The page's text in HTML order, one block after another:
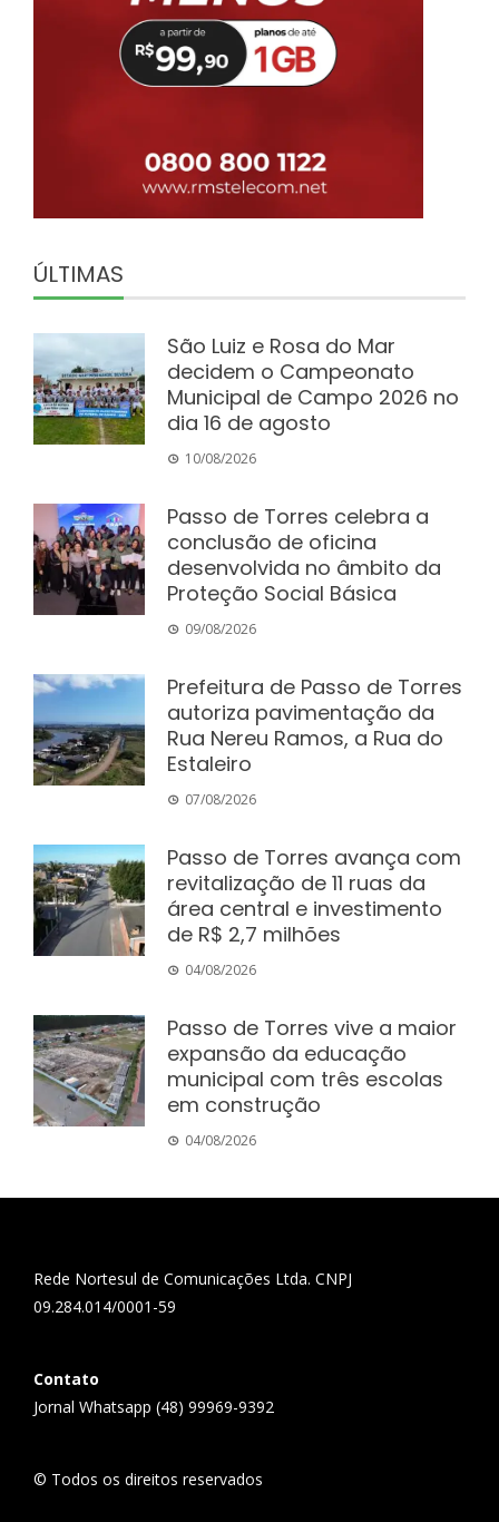
ÚLTIMAS
São Luiz e Rosa do Mar
decidem o Campeonato
Municipal de Campo 2026 no
dia 16 de agosto
10/08/2026
Passo de Torres celebra a
conclusão de oficina
desenvolvida no âmbito da
Proteção Social Básica
09/08/2026
Prefeitura de Passo de Torres
autoriza pavimentação da
Rua Nereu Ramos, a Rua do
Estaleiro
07/08/2026
Passo de Torres avança com
revitalização de 11 ruas da
área central e investimento
de R$ 2,7 milhões
04/08/2026
Passo de Torres vive a maior
expansão da educação
municipal com três escolas
em construção
04/08/2026
Rede Nortesul de Comunicações Ltda. CNPJ
09.284.014/0001-59
Contato
Jornal Whatsapp (48) 99969-9392
© Todos os direitos reservados